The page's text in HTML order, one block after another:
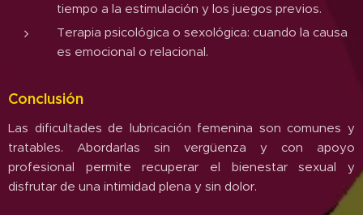
tiempo a la estimulación y los juegos previos.
Terapia psicológica o sexológica: cuando la causa
es emocional o relacional.
Conclusión
Las dificultades de lubricación femenina son comunes y
tratables. Abordarlas sin vergüenza y con apoyo
profesional permite recuperar el bienestar sexual y
disfrutar de una intimidad plena y sin dolor.